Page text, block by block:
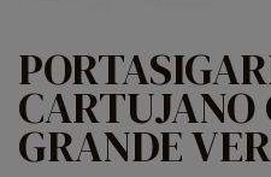
CARTUJANO
GRANDE